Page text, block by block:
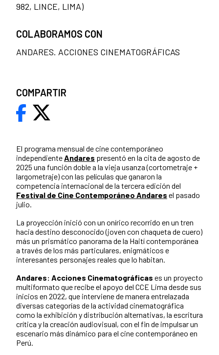
El programa mensual de cine contemporáneo
independiente Andares presentó en la cita de agosto de
2025 una función doble a la vieja usanza (cortometraje +
largometraje) con las películas que ganaron la
competencia internacional de la tercera edición del
Festival de Cine Contemporáneo Andares el pasado
julio.
La proyección inició con un onírico recorrido en un tren
hacia destino desconocido (joven con chaqueta de cuero)
más un prismático panorama de la Haití contemporánea
a través de los más particulares, enigmáticos e
interesantes personajes reales que lo habitan.
Andares: Acciones Cinematográficas es un proyecto
multiformato que recibe el apoyo del CCE Lima desde sus
inicios en 2022, que interviene de manera entrelazada
diversas categorías de la actividad cinematográfica
como la exhibición y distribución alternativas, la escritura
crítica y la creación audiovisual, con el fin de impulsar un
escenario más dinámico para el cine contemporáneo en
Perú.
982, LINCE, LIMA)
COLABORAMOS CON
ANDARES. ACCIONES CINEMATOGRÁFICAS
COMPARTIR